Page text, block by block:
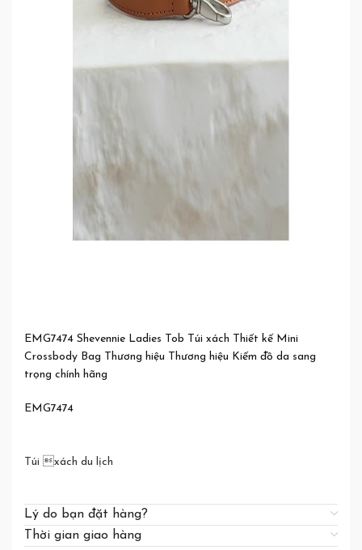
EMG7474 Shevennie Ladies Tob Túi xách Thiết kế Mini
Crossbody Bag Thương hiệu Thương hiệu Kiếm đồ da sang
trọng chính hãng
EMG7474
Túi xách du lịch
Lý do bạn đặt hàng?
Thời gian giao hàng